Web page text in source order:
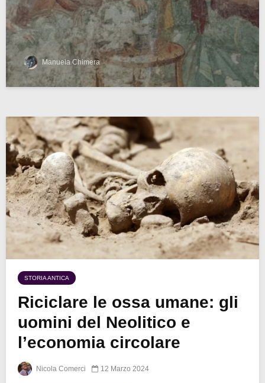
Manuela Chimera
STORIA ANTICA
Riciclare le ossa umane: gli
uomini del Neolitico e
l’economia circolare
Nicola Comerci 12 Marzo 2024